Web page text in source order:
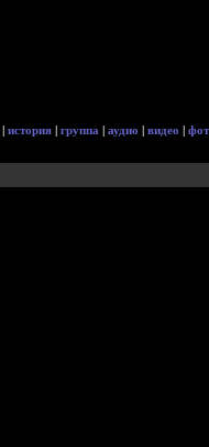
| история | группа | аудио | видео |